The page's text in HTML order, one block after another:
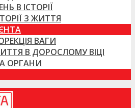
В ІСТОРІЇ
З ЖИТТЯ
ВАГИ
В ДОРОСЛОМУ ВІЦІ
ОРГАНИ